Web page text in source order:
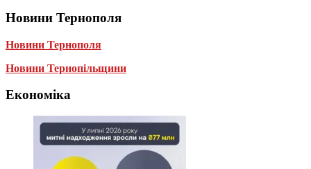
Новини Тернополя
Новини Тернополя
Новини Тернопільщини
Економіка